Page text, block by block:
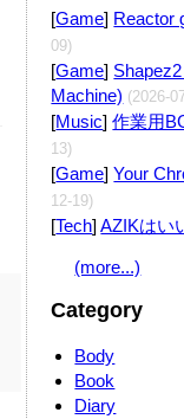
[Game] Reactor
09)
[Game]
Machine) (2026-
[Music]作業用
13)
[Game]Your
12-19)
[Tech]AZIKはい
(more...)
Category
Body
Book
Diary